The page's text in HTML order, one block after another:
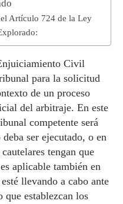
Artículo 724 de la Ley
Civil
para la solicitud
de un proceso
del arbitraje. En este
competente será
ser ejecutado, o en
tengan que
aplicable también en
llevando a cabo ante
establezcan los